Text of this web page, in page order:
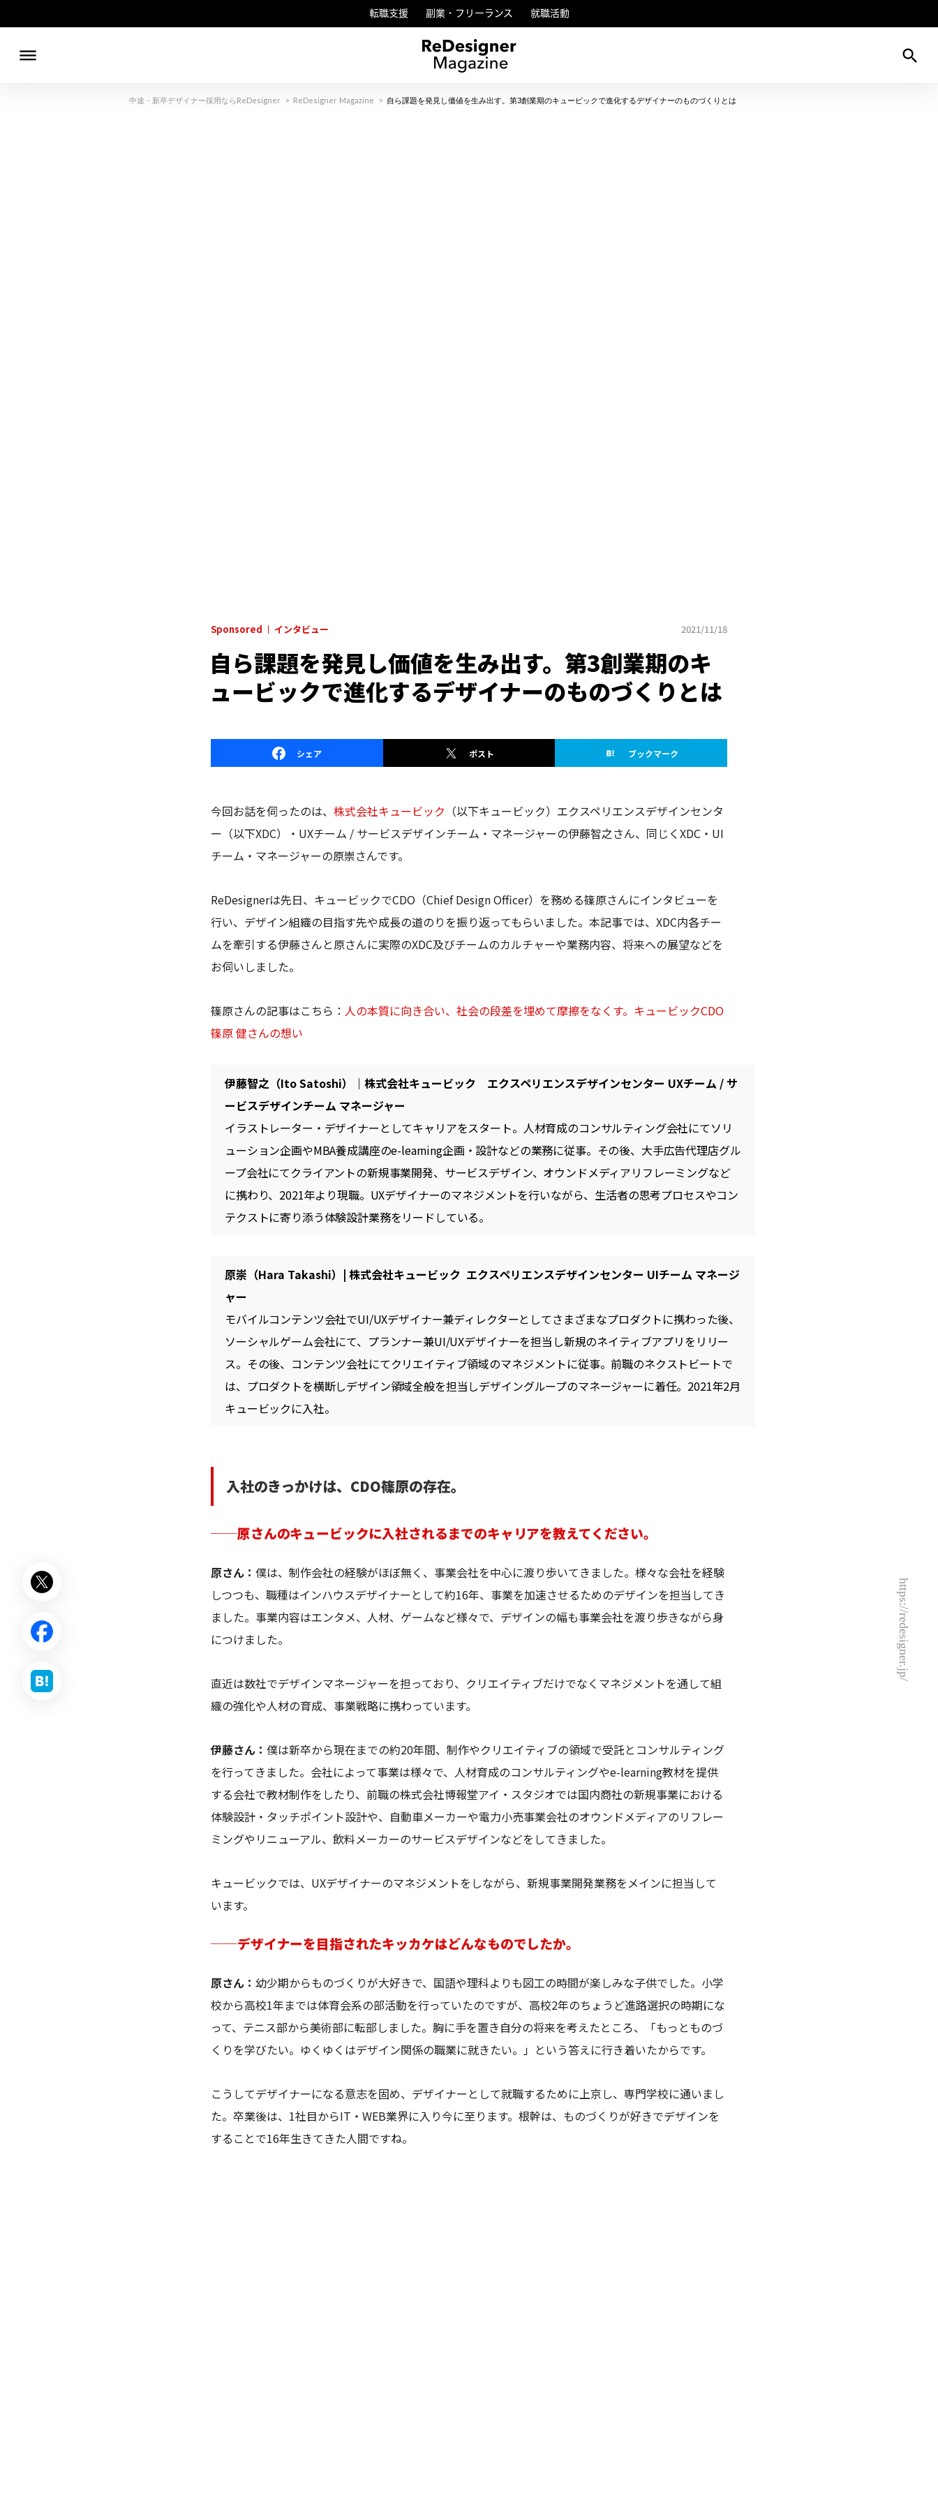
転職支援 副業・フリーランス 就職活動
dehaze search
中途・新卒デザイナー採用ならReDesigner > ReDesigner Magazine > 自ら課題を発見し価値を生み出す。第3創業期のキュービックで進化するデザイナーのものづくりとは
https://redesigner.jp/
Sponsored インタビュー 2021/11/18
自ら課題を発見し価値を生み出す。第3創業期のキ
ュービックで進化するデザイナーのものづくりとは
シェア ポスト ブックマーク
今回お話を伺ったのは、 株式会社キュービック （以下キュービック）エクスペリエンスデザインセンタ
ー（以下XDC）・UXチーム / サービスデザインチーム・マネージャーの伊藤智之さん、同じくXDC・UI
チーム・マネージャーの原崇さんです。
ReDesignerは先日、キュービックでCDO（Chief Design Officer）を務める篠原さんにインタビューを
行い、デザイン組織の目指す先や成長の道のりを振り返ってもらいました。本記事では、XDC内各チー
ムを牽引する伊藤さんと原さんに実際のXDC及びチームのカルチャーや業務内容、将来への展望などを
お伺いしました。
篠原さんの記事はこちら： 人の本質に向き合い、社会の段差を埋めて摩擦をなくす。キュービックCDO
篠原 健さんの想い
伊藤智之（Ito Satoshi）｜株式会社キュービック エクスペリエンスデザインセンター UXチーム / サ
ービスデザインチーム マネージャー
イラストレーター・デザイナーとしてキャリアをスタート。人材育成のコンサルティング会社にてソリ
ューション企画やMBA養成講座のe-learning企画・設計などの業務に従事。その後、大手広告代理店グル
ープ会社にてクライアントの新規事業開発、サービスデザイン、オウンドメディアリフレーミングなど
に携わり、2021年より現職。UXデザイナーのマネジメントを行いながら、生活者の思考プロセスやコン
テクストに寄り添う体験設計業務をリードしている。
原崇（Hara Takashi）| 株式会社キュービック エクスペリエンスデザインセンター UIチーム マネージ
ャー
モバイルコンテンツ会社でUI/UXデザイナー兼ディレクターとしてさまざまなプロダクトに携わった後、
ソーシャルゲーム会社にて、プランナー兼UI/UXデザイナーを担当し新規のネイティブアプリをリリー
ス。その後、コンテンツ会社にてクリエイティブ領域のマネジメントに従事。前職のネクストビートで
は、プロダクトを横断しデザイン領域全般を担当しデザイングループのマネージャーに着任。2021年2月
キュービックに入社。
入社のきっかけは、CDO篠原の存在。
──原さんのキュービックに入社されるまでのキャリアを教えてください。
原さん： 僕は、制作会社の経験がほぼ無く、事業会社を中心に渡り歩いてきました。様々な会社を経験
しつつも、職種はインハウスデザイナーとして約16年、事業を加速させるためのデザインを担当してき
ました。事業内容はエンタメ、人材、ゲームなど様々で、デザインの幅も事業会社を渡り歩きながら身
につけました。
直近は数社でデザインマネージャーを担っており、クリエイティブだけでなくマネジメントを通して組
織の強化や人材の育成、事業戦略に携わっています。
伊藤さん： 僕は新卒から現在までの約20年間、制作やクリエイティブの領域で受託とコンサルティング
を行ってきました。会社によって事業は様々で、人材育成のコンサルティングやe-learning教材を提供
する会社で教材制作をしたり、前職の株式会社博報堂アイ・スタジオでは国内商社の新規事業における
体験設計・タッチポイント設計や、自動車メーカーや電力小売事業会社のオウンドメディアのリフレー
ミングやリニューアル、飲料メーカーのサービスデザインなどをしてきました。
キュービックでは、UXデザイナーのマネジメントをしながら、新規事業開発業務をメインに担当して
います。
──デザイナーを目指されたキッカケはどんなものでしたか。
原さん： 幼少期からものづくりが大好きで、国語や理科よりも図工の時間が楽しみな子供でした。小学
校から高校1年までは体育会系の部活動を行っていたのですが、高校2年のちょうど進路選択の時期にな
って、テニス部から美術部に転部しました。胸に手を置き自分の将来を考えたところ、「もっとものづ
くりを学びたい。ゆくゆくはデザイン関係の職業に就きたい。」という答えに行き着いたからです。
こうしてデザイナーになる意志を固め、デザイナーとして就職するために上京し、専門学校に通いまし
た。卒業後は、1社目からIT・WEB業界に入り今に至ります。根幹は、ものづくりが好きでデザインを
することで16年生きてきた人間ですね。